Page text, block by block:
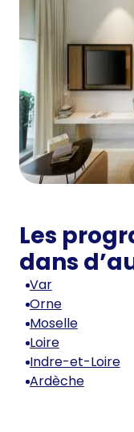
Les
dans
Var
Orne
Moselle
Loire
Indre-et-Loire
Ardèche